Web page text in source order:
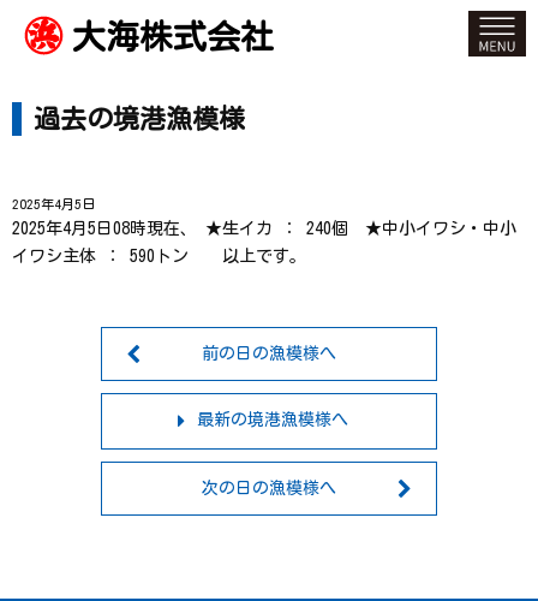
大海株式会社
過去の境港漁模様
2025年4月5日
2025年4月5日08時現在、 ★生イカ ： 240個 ★中小イワシ・中小
イワシ主体 ： 590トン 以上です。
前の日の漁模様へ
最新の境港漁模様へ
次の日の漁模様へ